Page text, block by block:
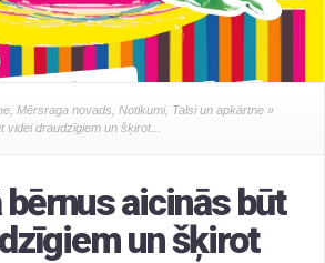
Mērsraga novads Notikumi, Talsi un apkārtne »
draudzīgiem un šķirot...
aicinās būt
un šķirot